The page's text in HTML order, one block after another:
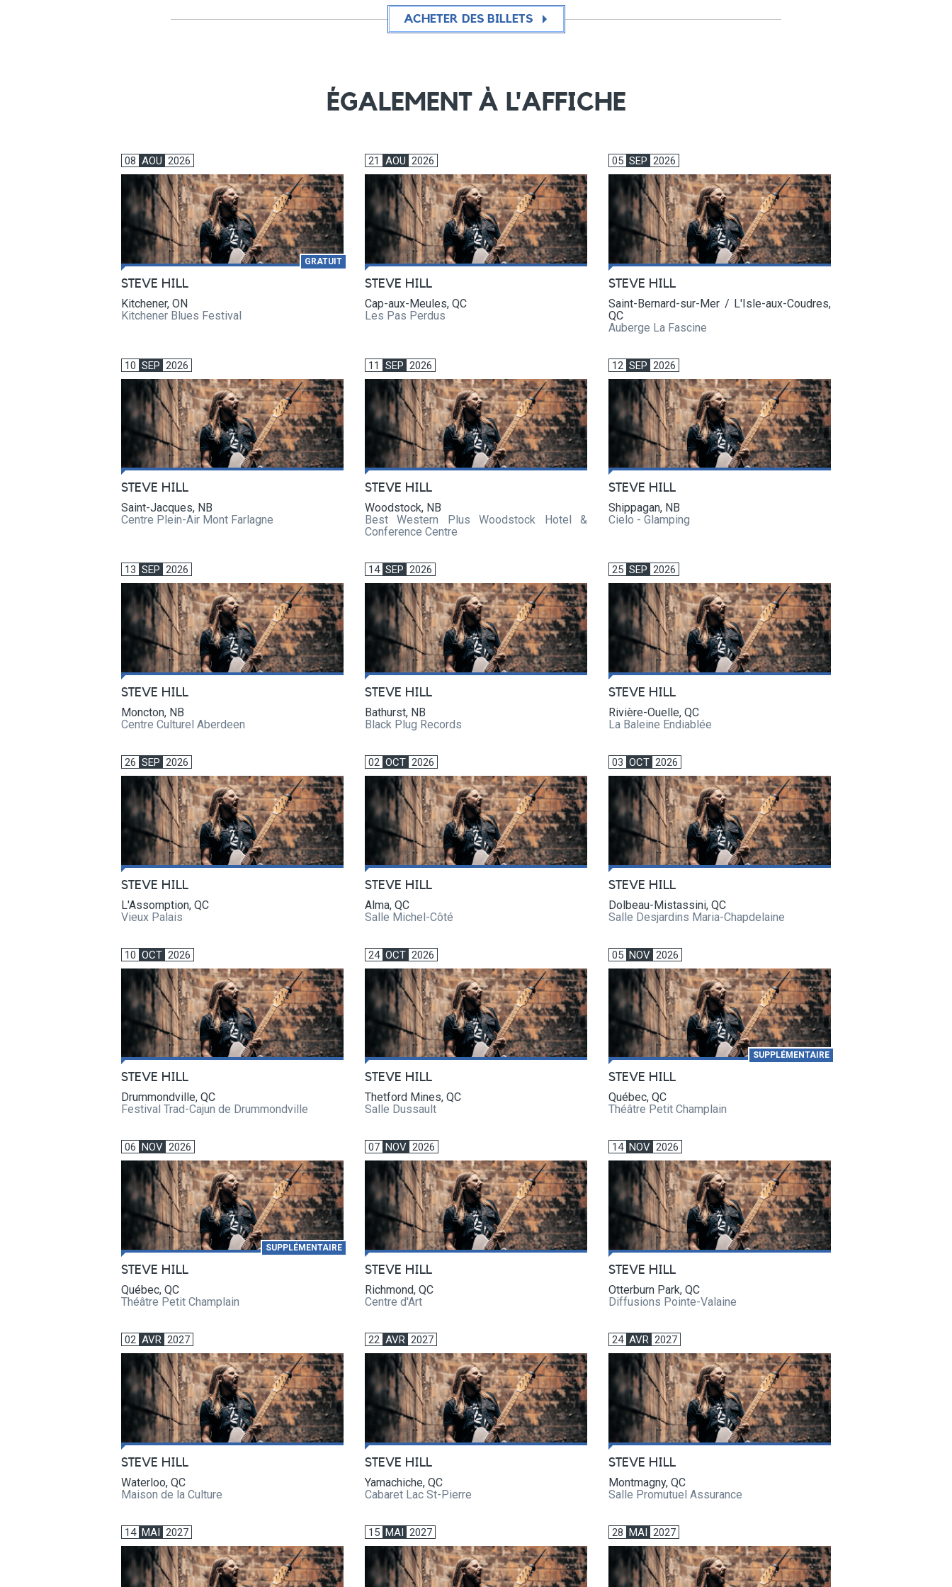
ACHETER DES BILLETS
ÉGALEMENT À L'AFFICHE
08 AOU 2026
GRATUIT
STEVE HILL
Kitchener, ON
Kitchener Blues Festival
21 AOU 2026
STEVE HILL
Cap-aux-Meules, QC
Les Pas Perdus
05 SEP 2026
STEVE HILL
Saint-Bernard-sur-Mer / L'Isle-aux-Coudres,
QC
Auberge La Fascine
10 SEP 2026
STEVE HILL
Saint-Jacques, NB
Centre Plein-Air Mont Farlagne
11 SEP 2026
STEVE HILL
Woodstock, NB
Best Western Plus Woodstock Hotel &
Conference Centre
12 SEP 2026
STEVE HILL
Shippagan, NB
Cielo - Glamping
13 SEP 2026
STEVE HILL
Moncton, NB
Centre Culturel Aberdeen
14 SEP 2026
STEVE HILL
Bathurst, NB
Black Plug Records
25 SEP 2026
STEVE HILL
Rivière-Ouelle, QC
La Baleine Endiablée
26 SEP 2026
STEVE HILL
L'Assomption, QC
Vieux Palais
02 OCT 2026
STEVE HILL
Alma, QC
Salle Michel-Côté
03 OCT 2026
STEVE HILL
Dolbeau-Mistassini, QC
Salle Desjardins Maria-Chapdelaine
10 OCT 2026
STEVE HILL
Drummondville, QC
Festival Trad-Cajun de Drummondville
24 OCT 2026
STEVE HILL
Thetford Mines, QC
Salle Dussault
05 NOV 2026
SUPPLÉMENTAIRE
STEVE HILL
Québec, QC
Théâtre Petit Champlain
06 NOV 2026
SUPPLÉMENTAIRE
STEVE HILL
Québec, QC
Théâtre Petit Champlain
07 NOV 2026
STEVE HILL
Richmond, QC
Centre d'Art
14 NOV 2026
STEVE HILL
Otterburn Park, QC
Diffusions Pointe-Valaine
02 AVR 2027
STEVE HILL
Waterloo, QC
Maison de la Culture
22 AVR 2027
STEVE HILL
Yamachiche, QC
Cabaret Lac St-Pierre
24 AVR 2027
STEVE HILL
Montmagny, QC
Salle Promutuel Assurance
14 MAI 2027 15 MAI 2027 28 MAI 2027